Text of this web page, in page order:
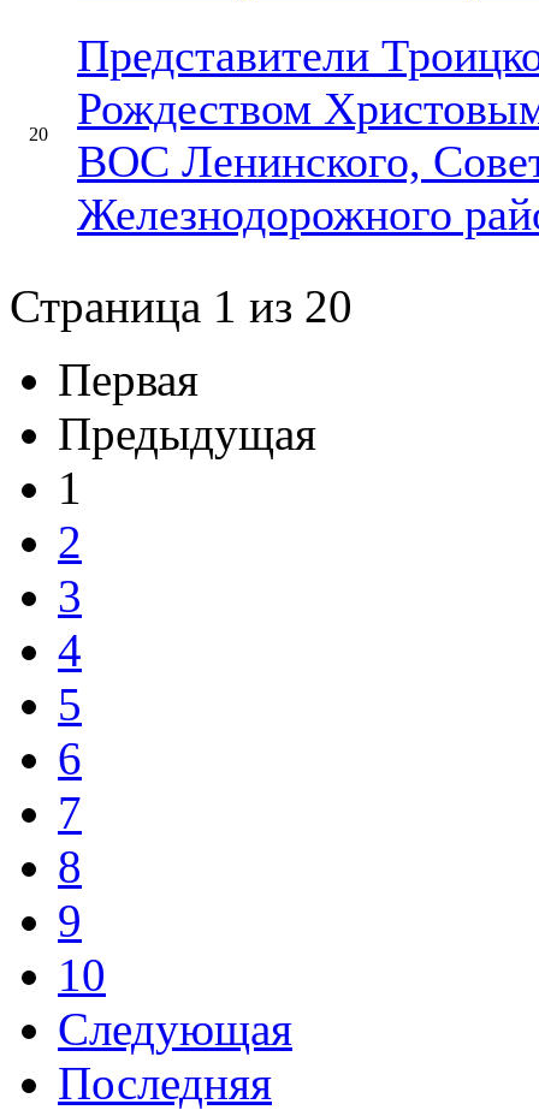
20
Представители
Рождеством
ВОС Ленинского,
Железнодорожного
Страница 1 из 20
Первая
Предыдущая
1
2
3
4
5
6
7
8
9
10
Следующая
Последняя